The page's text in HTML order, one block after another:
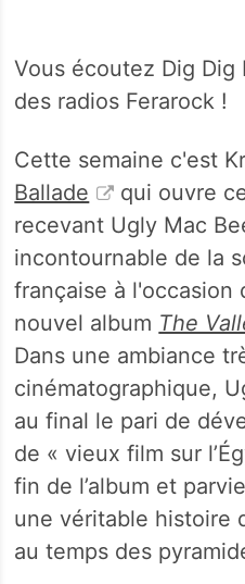
Vous écoutez Dig Dig
des radios Ferarock !
Cette semaine c'est
Ballade
qui ouvre
recevant Ugly Mac
incontournable de la
française à l'occasion
nouvel album The
Dans une ambiance
cinématographique,
au final le pari de
de « vieux film sur
fin de l’album et
une véritable histoire
au temps des